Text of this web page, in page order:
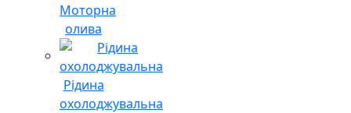
Моторна
олива
Рідина
охолоджувальна